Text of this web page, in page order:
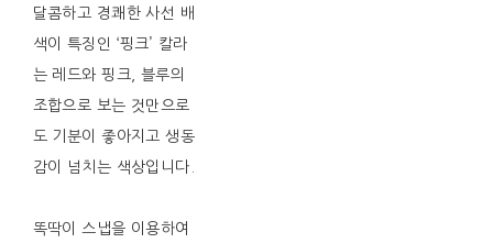
달콤하고 경쾌한 사선 배
색이 특징인 ‘핑크’ 칼라
는 레드와 핑크, 블루의
조합으로 보는 것만으로
도 기분이 좋아지고 생동
감이 넘치는 색상입니다.
똑딱이 스냅을 이용하여